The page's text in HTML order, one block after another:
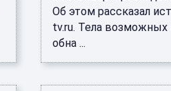
Об этом рассказал
tv.ru. Тела возможных
обна ...